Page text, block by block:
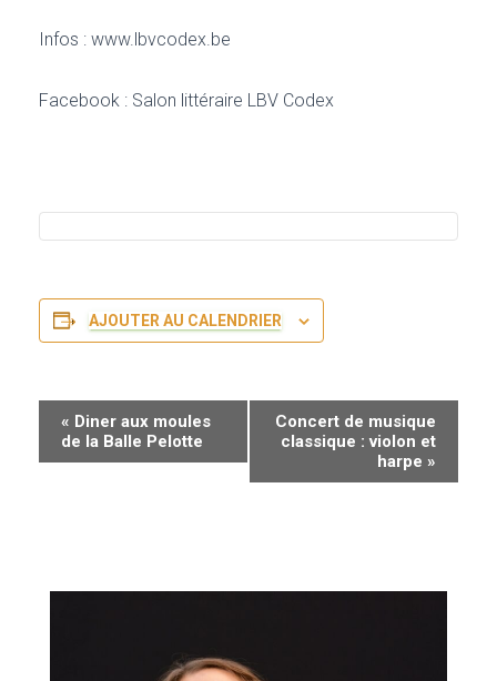
Infos : www.lbvcodex.be
Facebook : Salon littéraire LBV Codex
AJOUTER AU CALENDRIER
a
g
« Diner aux moules
de la Balle Pelotte
Concert de musique
classique : violon et
harpe »